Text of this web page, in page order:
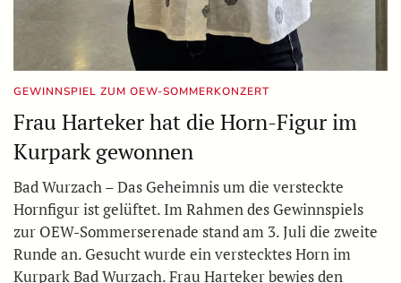
GEWINNSPIEL ZUM OEW-SOMMERKONZERT
Frau Harteker hat die Horn-Figur im
Kurpark gewonnen
Bad Wurzach – Das Geheimnis um die versteckte
Hornfigur ist gelüftet. Im Rahmen des Gewinnspiels
zur OEW-Sommerserenade stand am 3. Juli die zweite
Runde an. Gesucht wurde ein verstecktes Horn im
Kurpark Bad Wurzach. Frau Harteker bewies den